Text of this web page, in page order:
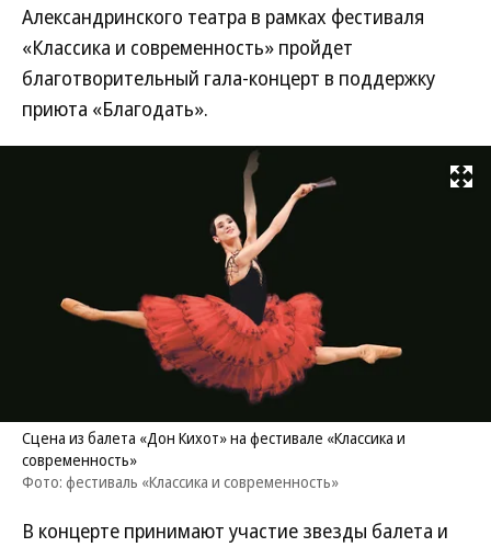
Александринского театра в рамках фестиваля
«Классика и современность» пройдет
благотворительный гала-концерт в поддержку
приюта «Благодать».
Развернуть
Сцена из балета «Дон Кихот» на фестивале «Классика и
современность»
Фото: фестиваль «Классика и современность»
В концерте принимают участие звезды балета и